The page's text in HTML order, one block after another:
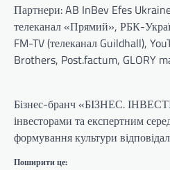
Партнери: AB InBev Efes
телеканал «Прямий», РБК-
FM-TV (телеканал Guildhall),
Brothers, Post.factum, GLORY
Бізнес-бранч «БІЗНЕС.
інвесторами та експертним
формування культури
Поширити це: